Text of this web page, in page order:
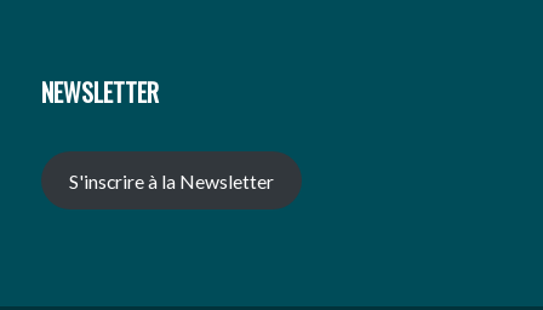
NEWSLETTER
S'inscrire à la Newsletter